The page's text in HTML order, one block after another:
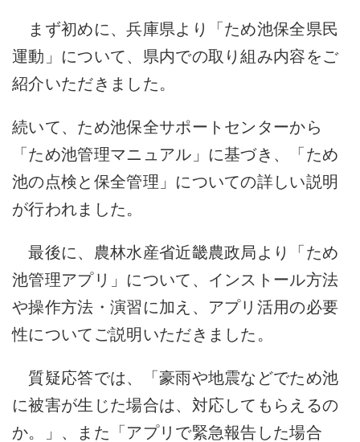
まず初めに、兵庫県より「ため池保全県民
運動」について、県内での取り組み内容をご
紹介いただきました。
続いて、ため池保全サポートセンターから
「ため池管理マニュアル」に基づき、「ため
池の点検と保全管理」についての詳しい説明
が行われました。
最後に、農林水産省近畿農政局より「ため
池管理アプリ」について、インストール方法
や操作方法・演習に加え、アプリ活用の必要
性についてご説明いただきました。
質疑応答では、「豪雨や地震などでため池
に被害が生じた場合は、対応してもらえるの
か。」、また「アプリで緊急報告した場合